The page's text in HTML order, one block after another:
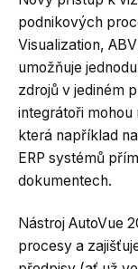
podnikových
Visualization,
umožňuje
zdrojů v jediném
integrátoři
která například
ERP systémů
dokumentech.
Nástroj AutoVue
procesy a